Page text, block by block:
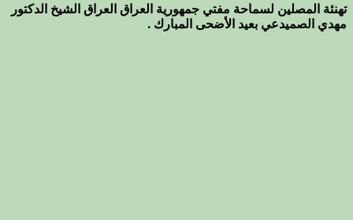
تهنئة المصلين لسماحة مفتي جمهورية العراق العراق الشيخ الدكتور
مهدي الصميدعي بعيد الأضحى المبارك .